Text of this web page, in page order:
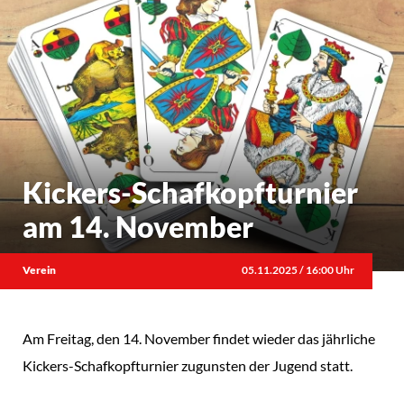
Kickers-Schafkopfturnier
am 14. November
Verein 05.11.2025 / 16:00 Uhr
Am Freitag, den 14. November findet wieder das jährliche
Kickers-Schafkopfturnier zugunsten der Jugend statt.